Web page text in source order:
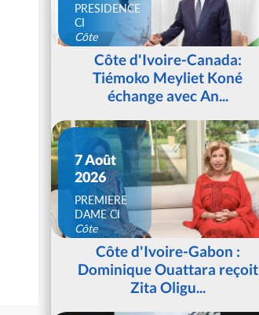
PRESIDENCE
CI
Côte
d'IvoireCôte d'Ivoire-Canada:
Tiémoko Meyliet Koné
échange avec An...
7 Août
2026
PREMIERE
DAME CI
Côte
d'IvoireCôte d'Ivoire-Gabon :
Dominique Ouattara reçoit
Zita Oligu...